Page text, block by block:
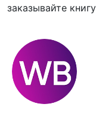
заказывайте